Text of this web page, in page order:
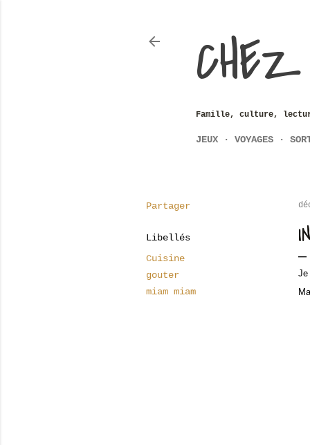
Famille, culture,
JEUX VOYAGES
Partager
Libellés
Cuisine
gouter
miam miam
Je